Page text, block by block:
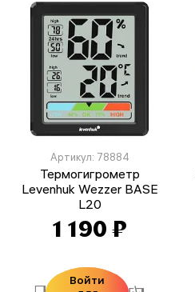
Артикул: 78884
Термогигрометр
Levenhuk Wezzer BASE
L20
1 190 ₽
Войти